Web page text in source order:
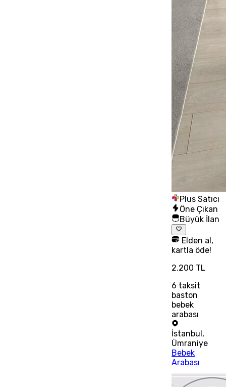
Plus Satıcı
Öne Çıkan
Büyük İlan
Elden al,
kartla öde!
2.200 TL
6 taksit
baston
bebek
arabası
İstanbul ,
Ümraniye
Bebek
Arabası